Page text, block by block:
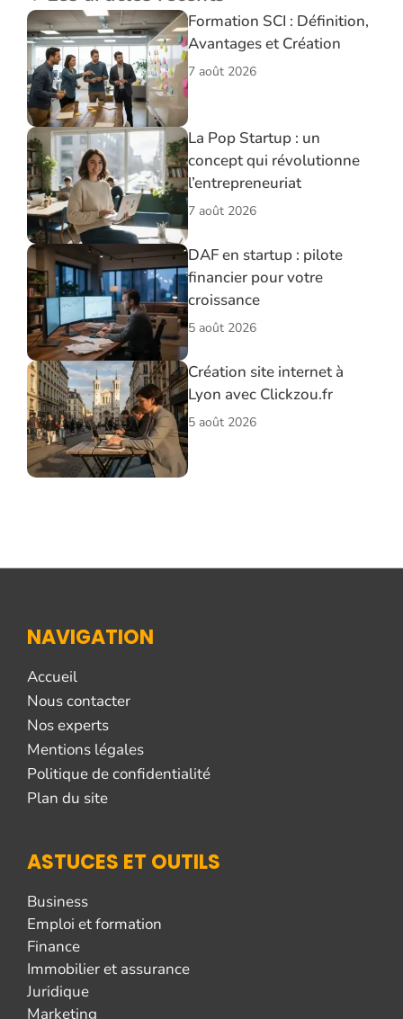
Formation SCI : Définition,
Avantages et Création
7 août 2026
La Pop Startup : un
concept qui révolutionne
l’entrepreneuriat
7 août 2026
DAF en startup : pilote
financier pour votre
croissance
5 août 2026
Création site internet à
Lyon avec Clickzou.fr
5 août 2026
NAVIGATION
Accueil
Nous contacter
Nos experts
Mentions légales
Politique de confidentialité
Plan du site
ASTUCES ET OUTILS
Business
Emploi et formation
Finance
Immobilier et assurance
Juridique
Marketing